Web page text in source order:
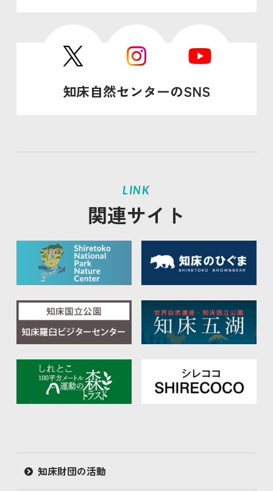
知床自然センターのSNS
知床財団の活動